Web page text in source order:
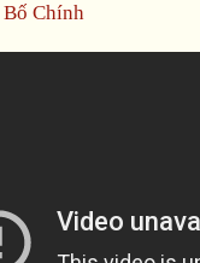
Bố Chính